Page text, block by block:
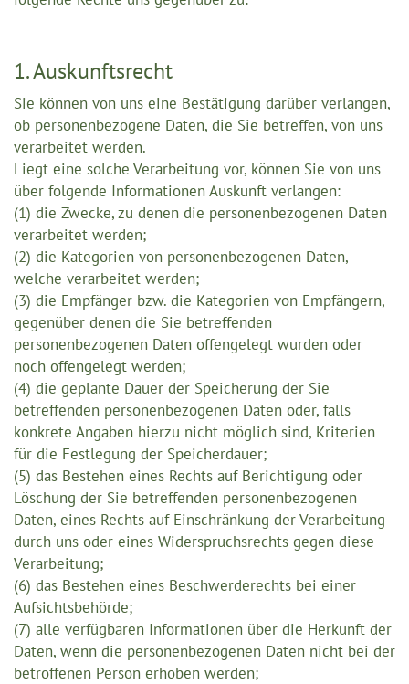
1. Auskunftsrecht
Sie können von uns eine Bestätigung darüber verlangen,
ob personenbezogene Daten, die Sie betreffen, von uns
verarbeitet werden.
Liegt eine solche Verarbeitung vor, können Sie von uns
über folgende Informationen Auskunft verlangen:
(1) die Zwecke, zu denen die personenbezogenen Daten
verarbeitet werden;
(2) die Kategorien von personenbezogenen Daten,
welche verarbeitet werden;
(3) die Empfänger bzw. die Kategorien von Empfängern,
gegenüber denen die Sie betreffenden
personenbezogenen Daten offengelegt wurden oder
noch offengelegt werden;
(4) die geplante Dauer der Speicherung der Sie
betreffenden personenbezogenen Daten oder, falls
konkrete Angaben hierzu nicht möglich sind, Kriterien
für die Festlegung der Speicherdauer;
(5) das Bestehen eines Rechts auf Berichtigung oder
Löschung der Sie betreffenden personenbezogenen
Daten, eines Rechts auf Einschränkung der Verarbeitung
durch uns oder eines Widerspruchsrechts gegen diese
Verarbeitung;
(6) das Bestehen eines Beschwerderechts bei einer
Aufsichtsbehörde;
(7) alle verfügbaren Informationen über die Herkunft der
Daten, wenn die personenbezogenen Daten nicht bei der
betroffenen Person erhoben werden;